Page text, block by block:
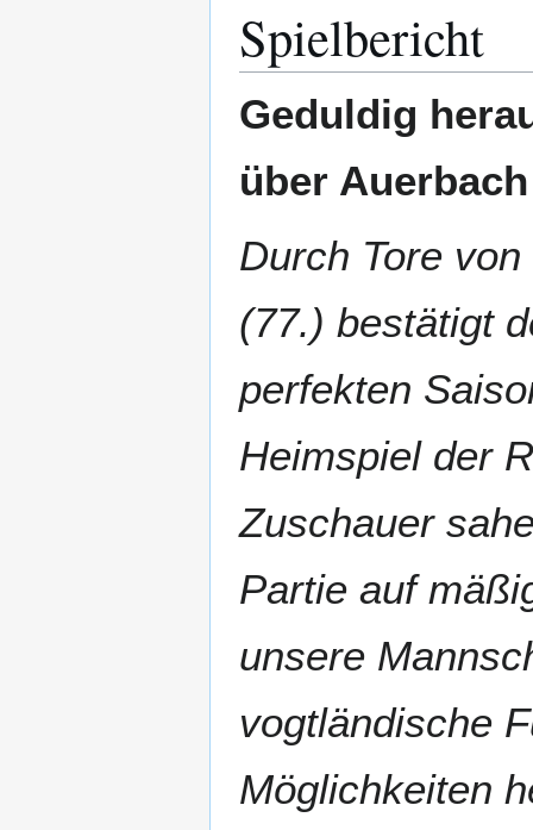
Spielbericht
Geduldig
über Auerbach
Durch Tore
(77.) bestätigt
perfekten
Heimspiel der
Zuschauer
Partie auf
unsere
vogtländische
Möglichkeiten